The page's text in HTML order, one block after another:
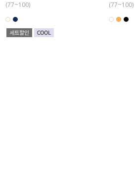
(77~100) (77~100)